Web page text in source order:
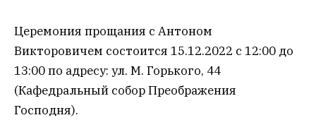
Церемония прощания с Антоном
Викторовичем состоится 15.12.2022 с 12:00 до
13:00 по адресу: ул. М. Горького, 44
(Кафедральный собор Преображения
Господня).